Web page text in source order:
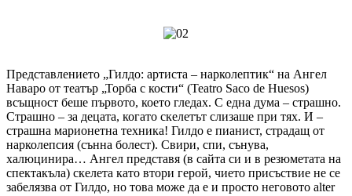
Представлението „Гилдо: артиста – нарколептик“ на Ангел
Наваро от театър „Торба с кости“ (Teatro Saco de Huesos)
всъщност беше първото, което гледах. С една дума – страшно.
Страшно – за децата, когато скелетът слизаше при тях. И –
страшна марионетна техника! Гилдо е пианист, страдащ от
нарколепсия (сънна болест). Свири, спи, сънува,
халюцинира… Ангел представя (в сайта си и в резюметата на
спектакъла) скелета като втори герой, чието присъствие не се
забелязва от Гилдо, но това може да е и просто неговото alter